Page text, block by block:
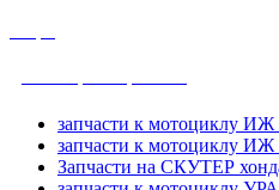
запчасти к мотоциклу
запчасти к мотоциклу
Запчасти на СКУТЕР